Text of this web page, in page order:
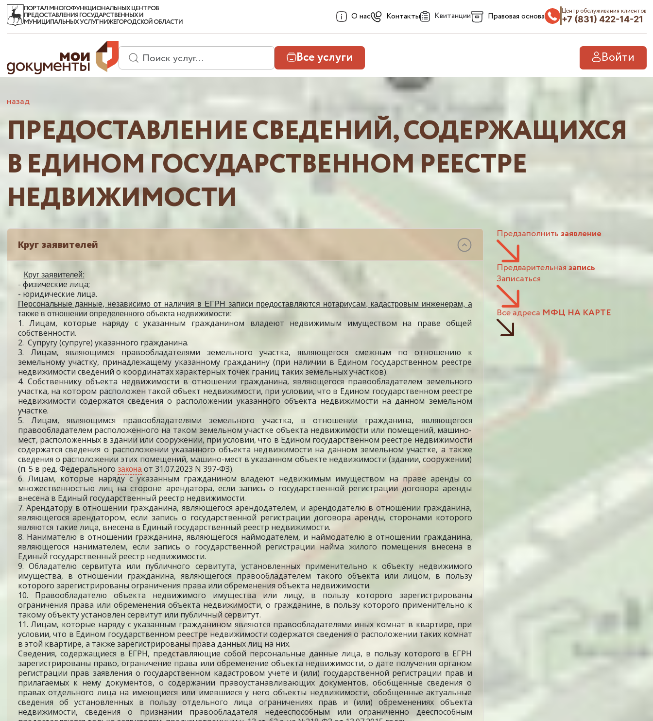
ПОРТАЛ МНОГОФУНКЦИОНАЛЬНЫХ ЦЕНТРОВ
ПРЕДОСТАВЛЕНИЯ ГОСУДАРСТВЕННЫХ И
МУНИЦИПАЛЬНЫХ УСЛУГ НИЖЕГОРОДСКОЙ ОБЛАСТИ
О нас Контакты Квитанции Правовая основа Центр обслуживания клиентов
+7 (831) 422-14-21
Все услуги Войти
назад
ПРЕДОСТАВЛЕНИЕ СВЕДЕНИЙ, СОДЕРЖАЩИХСЯ
В ЕДИНОМ ГОСУДАРСТВЕННОМ РЕЕСТРЕ
НЕДВИЖИМОСТИ
Круг заявителей
Круг заявителей:
- физические лица;
- юридические лица.
Персональные данные, независимо от наличия в ЕГРН записи предоставляются нотариусам, кадастровым инженерам, а
также в отношении определенного объекта недвижимости:
1. Лицам, которые наряду с указанным гражданином владеют недвижимым имуществом на праве общей
собственности.
2. Супругу (супруге) указанного гражданина.
3. Лицам, являющимся правообладателями земельного участка, являющегося смежным по отношению к
земельному участку, принадлежащему указанному гражданину (при наличии в Едином государственном реестре
недвижимости сведений о координатах характерных точек границ таких земельных участков).
4. Собственнику объекта недвижимости в отношении гражданина, являющегося правообладателем земельного
участка, на котором расположен такой объект недвижимости, при условии, что в Едином государственном реестре
недвижимости содержатся сведения о расположении указанного объекта недвижимости на данном земельном
участке.
5. Лицам, являющимся правообладателями земельного участка, в отношении гражданина, являющегося
правообладателем расположенного на таком земельном участке объекта недвижимости или помещений, машино-
мест, расположенных в здании или сооружении, при условии, что в Едином государственном реестре недвижимости
содержатся сведения о расположении указанного объекта недвижимости на данном земельном участке, а также
сведения о расположении этих помещений, машино-мест в указанном объекте недвижимости (здании, сооружении)
(п. 5 в ред. Федерального законаот 31.07.2023 N 397-ФЗ).
6. Лицам, которые наряду с указанным гражданином владеют недвижимым имуществом на праве аренды со
множественностью лиц на стороне арендатора, если запись о государственной регистрации договора аренды
внесена в Единый государственный реестр недвижимости.
7. Арендатору в отношении гражданина, являющегося арендодателем, и арендодателю в отношении гражданина,
являющегося арендатором, если запись о государственной регистрации договора аренды, сторонами которого
являются такие лица, внесена в Единый государственный реестр недвижимости.
8. Нанимателю в отношении гражданина, являющегося наймодателем, и наймодателю в отношении гражданина,
являющегося нанимателем, если запись о государственной регистрации найма жилого помещения внесена в
Единый государственный реестр недвижимости.
9. Обладателю сервитута или публичного сервитута, установленных применительно к объекту недвижимого
имущества, в отношении гражданина, являющегося правообладателем такого объекта или лицом, в пользу
которого зарегистрированы ограничения права или обременения объекта недвижимости.
10. Правообладателю объекта недвижимого имущества или лицу, в пользу которого зарегистрированы
ограничения права или обременения объекта недвижимости, о гражданине, в пользу которого применительно к
такому объекту установлен сервитут или публичный сервитут.
11. Лицам, которые наряду с указанным гражданином являются правообладателями иных комнат в квартире, при
условии, что в Едином государственном реестре недвижимости содержатся сведения о расположении таких комнат
в этой квартире, а также зарегистрированы права данных лиц на них.
Сведения, содержащиеся в ЕГРН, представляющие собой персональные данные лица, в пользу которого в ЕГРН
зарегистрированы право, ограничение права или обременение объекта недвижимости, о дате получения органом
регистрации прав заявления о государственном кадастровом учете и (или) государственной регистрации прав и
прилагаемых к нему документов, о содержании правоустанавливающих документов, обобщенные сведения о
правах отдельного лица на имеющиеся или имевшиеся у него объекты недвижимости, обобщенные актуальные
сведения об установленных в пользу отдельного лица ограничениях прав и (или) обременениях объекта
недвижимости, сведения о признании правообладателя недееспособным или ограниченно дееспособным
Предзаполнитьзаявление
Предварительнаязапись
Записаться
Все адреса МФЦ НА КАРТЕ